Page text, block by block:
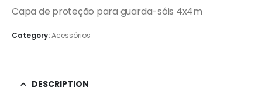
Capa de proteção para guarda-sóis 4x4m
Category:Acessórios
DESCRIPTION